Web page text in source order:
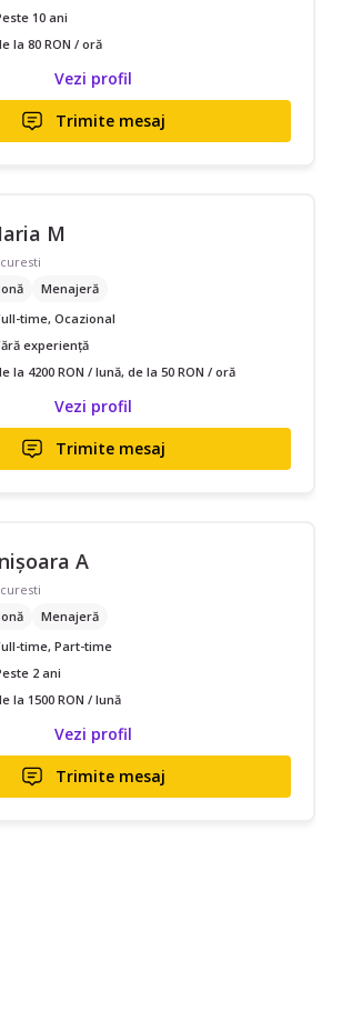
10 ani
la 80 RON / oră
Vezi profil
Trimite mesaj
M
Menajeră
time, Ocazional
experiență
la 4200 RON / lună, de la 50 RON / oră
Vezi profil
Trimite mesaj
A
Menajeră
time, Part-time
2 ani
la 1500 RON / lună
Vezi profil
Trimite mesaj